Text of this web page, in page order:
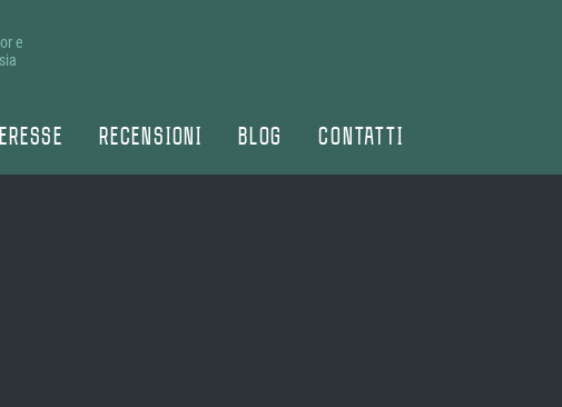
e
RECENSIONI BLOG CONTATTI